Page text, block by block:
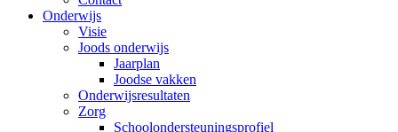
Onderwijs
Visie
Joods onderwijs
Jaarplan
Joodse vakken
Onderwijsresultaten
Zorg
Schoolondersteuningsprofiel